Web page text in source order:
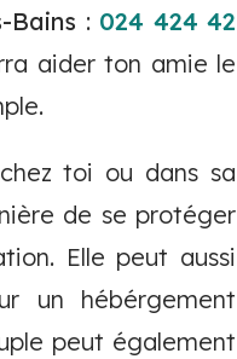
Bains : 024 424 42
aider ton amie le
toi ou dans sa
de se protéger
Elle peut aussi
un hébérgement
peut également